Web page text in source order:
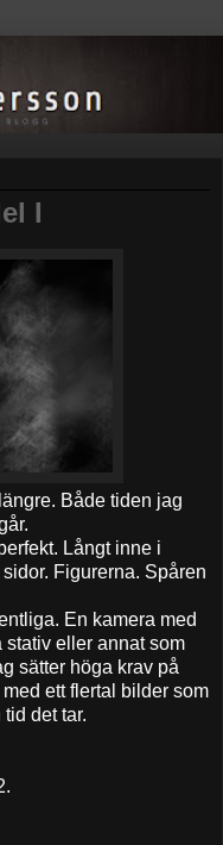
I
Både tiden jag
Långt inne i
Figurerna. Spåren
En kamera med
stativ eller annat som
sätter höga krav på
ett flertal bilder som
det tar.